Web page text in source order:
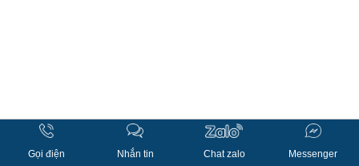
Gọi điện Nhắn tin Chat zalo Messenger